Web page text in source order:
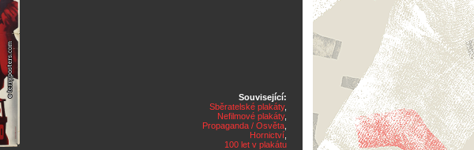
Související:
Sběratelské plakáty,
Nefilmové plakáty,
Propaganda / Osvěta
Hornictví
100 let v plakátu